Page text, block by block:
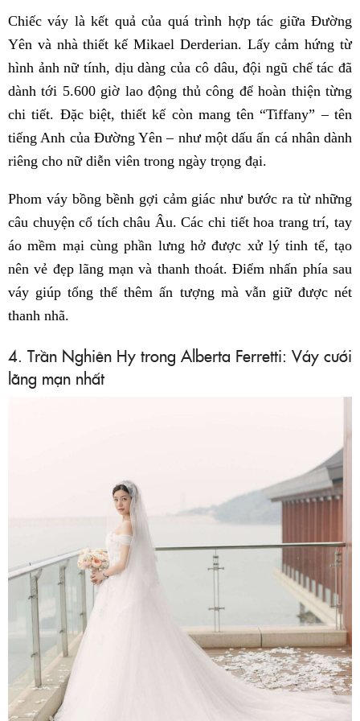
Chiếc váy là kết quả của quá trình hợp tác giữa Đường
Yên và nhà thiết kế Mikael Derderian. Lấy cảm hứng từ
hình ảnh nữ tính, dịu dàng của cô dâu, đội ngũ chế tác đã
dành tới 5.600 giờ lao động thủ công để hoàn thiện từng
chi tiết. Đặc biệt, thiết kế còn mang tên “Tiffany” – tên
tiếng Anh của Đường Yên – như một dấu ấn cá nhân dành
riêng cho nữ diễn viên trong ngày trọng đại.
Phom váy bồng bềnh gợi cảm giác như bước ra từ những
câu chuyện cổ tích châu Âu. Các chi tiết hoa trang trí, tay
áo mềm mại cùng phần lưng hở được xử lý tinh tế, tạo
nên vẻ đẹp lãng mạn và thanh thoát. Điểm nhấn phía sau
váy giúp tổng thể thêm ấn tượng mà vẫn giữ được nét
thanh nhã.
4. Trần Nghiên Hy trong Alberta Ferretti: Váy cưới
lãng mạn nhất